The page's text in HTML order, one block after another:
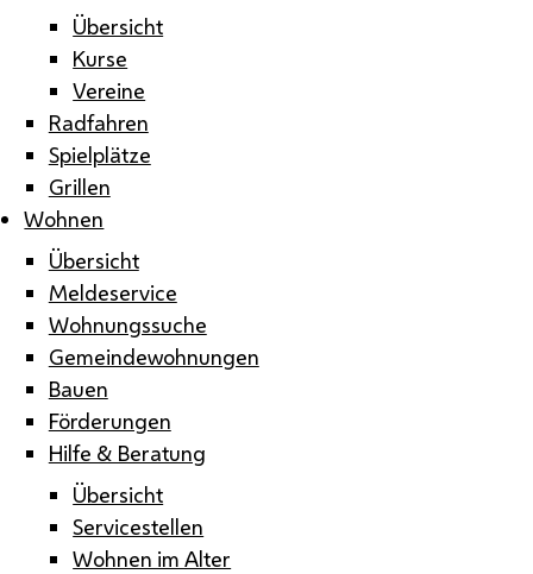
Übersicht
Kurse
Vereine
Radfahren
Spielplätze
Grillen
Wohnen
Übersicht
Meldeservice
Wohnungssuche
Gemeindewohnungen
Bauen
Förderungen
Hilfe & Beratung
Übersicht
Servicestellen
Wohnen im Alter